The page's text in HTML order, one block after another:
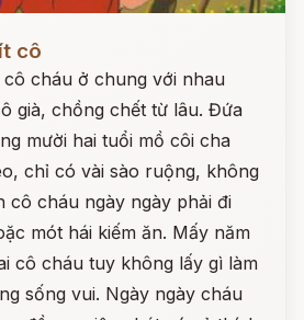
cô
cháu ở chung với nhau
già, chồng chết từ lâu. Đứa
mười hai tuổi mồ côi cha
chỉ có vài sào ruộng, không
cô cháu ngày ngày phải đi
mót hái kiếm ăn. Mấy năm
cô cháu tuy không lấy gì làm
sống vui. Ngày ngày cháu